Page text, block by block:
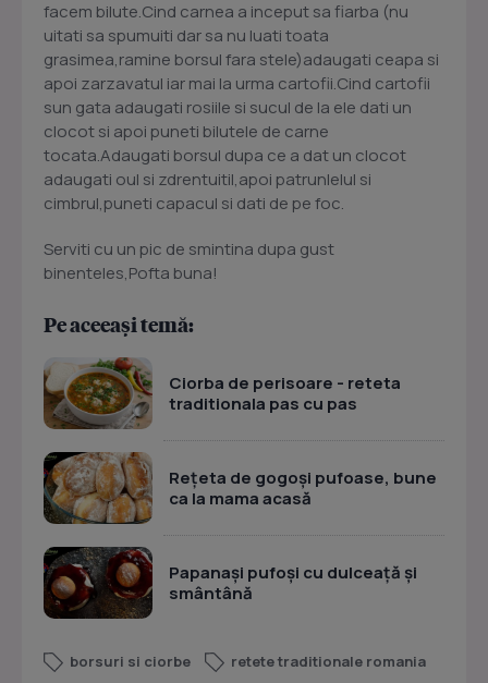
facem bilute.Cind carnea a inceput sa fiarba (nu
uitati sa spumuiti dar sa nu luati toata
grasimea,ramine borsul fara stele)adaugati ceapa si
apoi zarzavatul iar mai la urma cartofii.Cind cartofii
sun gata adaugati rosiile si sucul de la ele dati un
clocot si apoi puneti bilutele de carne
tocata.Adaugati borsul dupa ce a dat un clocot
adaugati oul si zdrentuitil,apoi patrunlelul si
cimbrul,puneti capacul si dati de pe foc.
Serviti cu un pic de smintina dupa gust
binenteles,Pofta buna!
Pe aceeași temă:
Ciorba de perisoare - reteta
traditionala pas cu pas
Rețeta de gogoși pufoase, bune
ca la mama acasă
Papanași pufoși cu dulceață și
smântână
borsuri si ciorbe retete traditionale romania